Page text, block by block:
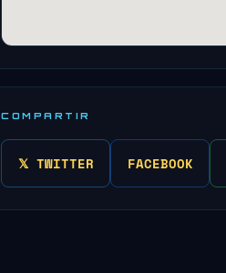
COMPARTIR
𝕏 TWITTER FACEBOOK